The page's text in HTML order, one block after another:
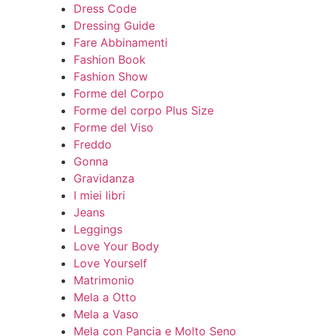
Dress Code
Dressing Guide
Fare Abbinamenti
Fashion Book
Fashion Show
Forme del Corpo
Forme del corpo Plus Size
Forme del Viso
Freddo
Gonna
Gravidanza
I miei libri
Jeans
Leggings
Love Your Body
Love Yourself
Matrimonio
Mela a Otto
Mela a Vaso
Mela con Pancia e Molto Seno